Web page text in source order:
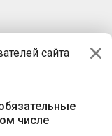
сайта
числе
т Независимости